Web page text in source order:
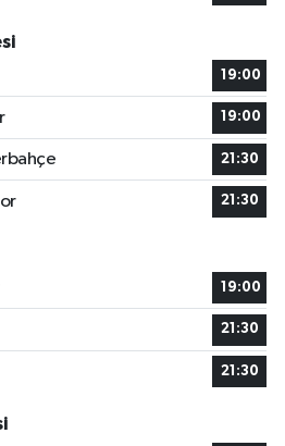
19:00
19:00
21:30
21:30
19:00
21:30
21:30